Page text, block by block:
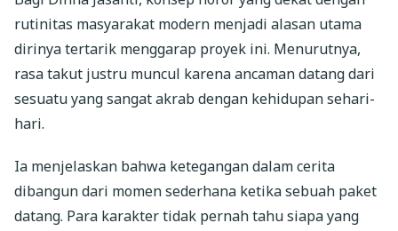
rutinitas masyarakat modern menjadi alasan utama
dirinya tertarik menggarap proyek ini. Menurutnya,
rasa takut justru muncul karena ancaman datang dari
sesuatu yang sangat akrab dengan kehidupan sehari-
hari.
Ia menjelaskan bahwa ketegangan dalam cerita
dibangun dari momen sederhana ketika sebuah paket
datang. Para karakter tidak pernah tahu siapa yang